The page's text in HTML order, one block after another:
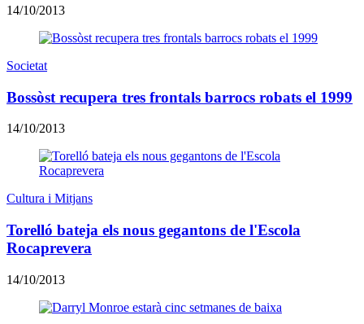
14/10/2013
Societat
Bossòst recupera tres frontals barrocs robats el 1999
14/10/2013
Cultura i Mitjans
Torelló bateja els nous gegantons de l'Escola
Rocaprevera
14/10/2013